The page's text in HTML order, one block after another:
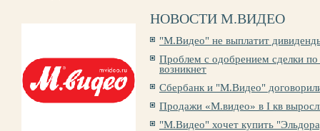
НОВОСТИ М.ВИДЕО
"М.Видео" не выплатит
Проблем с одобрением сделки
возникнет
Сбербанк и "М.Видео"
Продажи «М.видео» в I кв
"М.Видео" хочет купить